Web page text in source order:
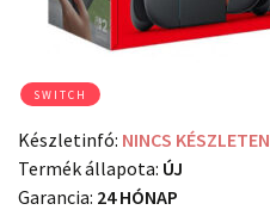
SWITCH
Készletinfó: NINCS KÉSZLETEN
Termék állapota: ÚJ
Garancia: 24 HÓNAP